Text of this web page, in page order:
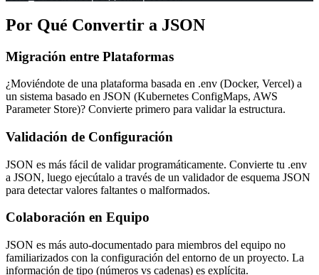
Por Qué Convertir a JSON
Migración entre Plataformas
¿Moviéndote de una plataforma basada en .env (Docker, Vercel) a
un sistema basado en JSON (Kubernetes ConfigMaps, AWS
Parameter Store)? Convierte primero para validar la estructura.
Validación de Configuración
JSON es más fácil de validar programáticamente. Convierte tu .env
a JSON, luego ejecútalo a través de un validador de esquema JSON
para detectar valores faltantes o malformados.
Colaboración en Equipo
JSON es más auto-documentado para miembros del equipo no
familiarizados con la configuración del entorno de un proyecto. La
información de tipo (números vs cadenas) es explícita.